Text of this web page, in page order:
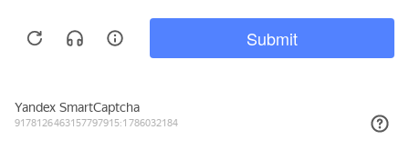
Позвонить